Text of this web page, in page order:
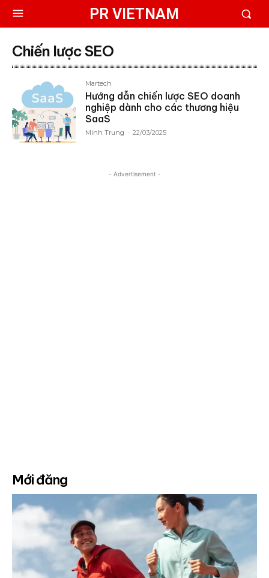
PR VIETNAM
Chiến lược SEO
Martech
Hướng dẫn chiến lược SEO doanh
nghiệp dành cho các thương hiệu
SaaS
Minh Trung - 22/03/2025
- Advertisement -
Mới đăng